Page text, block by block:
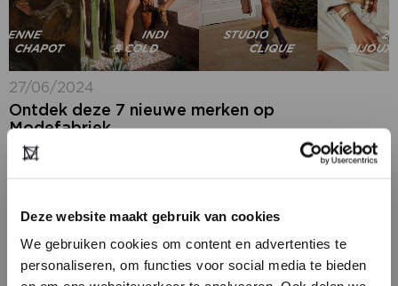
Deze website maakt gebruik van cookies
We gebruiken cookies om content en advertenties te
personaliseren, om functies voor social media te bieden
27/06/2024
Ontdek deze 7 nieuwe merken op
Modefabriek
Volgende week op Modefabriek (7 + 8 juli 2024) spot
selectie van zeven merken die dit seizoen...